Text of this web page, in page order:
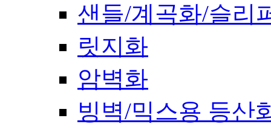
샌들/계곡화/슬리
릿지화
암벽화
빙벽/믹스용 등산